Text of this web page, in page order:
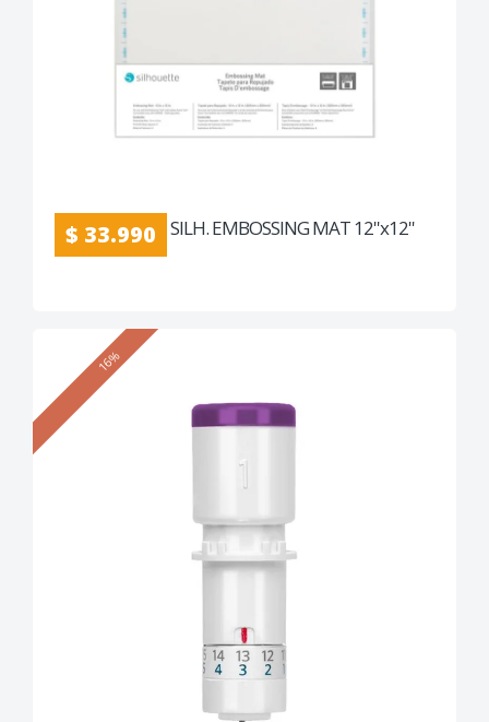
$ 33.990 SILH. EMBOSSING MAT 12''x12''
16%